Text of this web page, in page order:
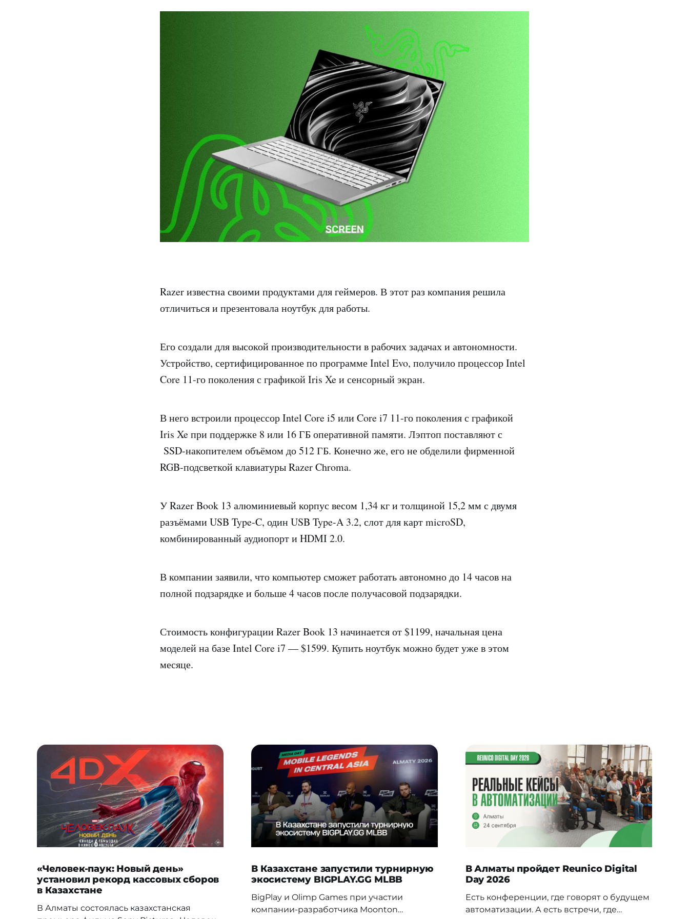
Razer известна своими продуктами для геймеров. В этот раз компания решила
отличиться и презентовала ноутбук для работы.
Его создали для высокой производительности в рабочих задачах и автономности.
Устройство, сертифицированное по программе Intel Evo, получило процессор Intel
Core 11-го поколения с графикой Iris Xe и сенсорный экран.
В него встроили процессор Intel Core i5 или Core i7 11-го поколения с графикой
Iris Xe при поддержке 8 или 16 ГБ оперативной памяти. Лэптоп поставляют с
SSD-накопителем объёмом до 512 ГБ. Конечно же, его не обделили фирменной
RGB-подсветкой клавиатуры Razer Chroma.
У Razer Book 13 алюминиевый корпус весом 1,34 кг и толщиной 15,2 мм с двумя
разъёмами USB Type-C, один USB Type-A 3.2, слот для карт microSD,
комбинированный аудиопорт и HDMI 2.0.
В компании заявили, что компьютер сможет работать автономно до 14 часов на
полной подзарядке и больше 4 часов после получасовой подзарядки.
Стоимость конфигурации Razer Book 13 начинается от $1199, начальная цена
моделей на базе Intel Core i7 — $1599. Купить ноутбук можно будет уже в этом
месяце.
«Человек-паук: Новый день»
установил рекорд кассовых сборов
в Казахстане
В Алматы состоялась казахстанская
В Казахстане запустили турнирную
экосистему BIGPLAY.GG MLBB
BigPlay и Olimp Games при участии
компании-разработчика Moonton
В Алматы пройдет Reunico Digital
Day 2026
Есть конференции, где говорят о будущем
автоматизации. А есть встречи, где